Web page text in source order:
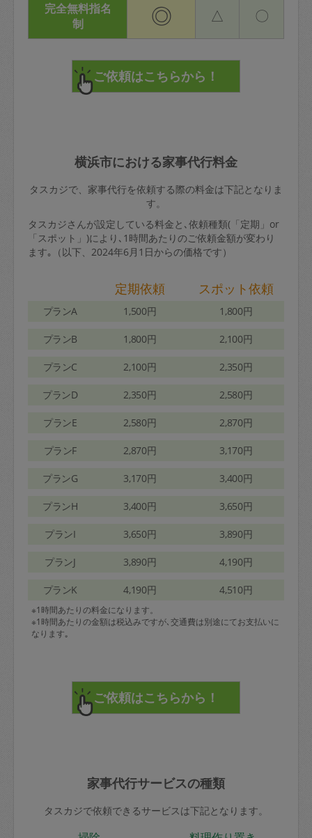
完全無料指名
制
◎ △ 〇
横浜市における家事代行料金
タスカジで、家事代行を依頼する際の料金は下記となりま
す。
タスカジさんが設定している料金と､依頼種類(「定期」or
「スポット」)により､1時間あたりのご依頼金額が変わり
ます｡（以下、2024年6月1日からの価格です）
定期依頼 スポット依頼
プランA 1,500円 1,800円
プランB 1,800円 2,100円
プランC 2,100円 2,350円
プランD 2,350円 2,580円
プランE 2,580円 2,870円
プランF 2,870円 3,170円
プランG 3,170円 3,400円
プランH 3,400円 3,650円
プランI 3,650円 3,890円
プランJ 3,890円 4,190円
プランK 4,190円 4,510円
※1時間あたりの料金になります。
※1時間あたりの金額は税込みですが､交通費は別途にてお支払いに
なります｡
家事代行サービスの種類
タスカジで依頼できるサービスは下記となります。